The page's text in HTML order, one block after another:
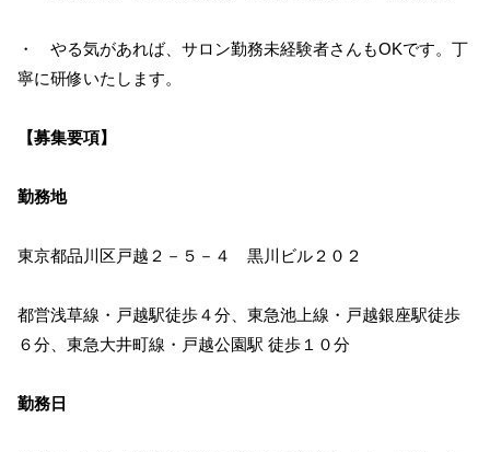
・ やる気があれば、サロン勤務未経験者さんもOKです。丁
寧に研修いたします。
【募集要項】
勤務地
東京都品川区戸越２－５－４ 黒川ビル２０２
都営浅草線・戸越駅徒歩４分、東急池上線・戸越銀座駅徒歩
６分、東急大井町線・戸越公園駅 徒歩１０分
勤務日